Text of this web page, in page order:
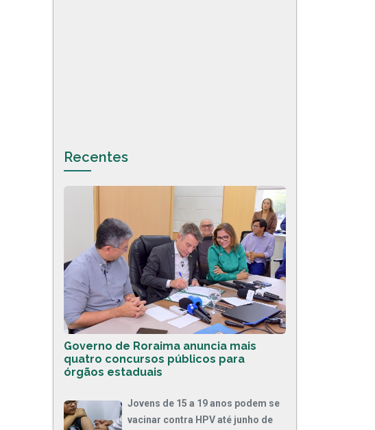
Recentes
Governo de Roraima anuncia mais
quatro concursos públicos para
órgãos estaduais
Jovens de 15 a 19 anos podem se
vacinar contra HPV até junho de